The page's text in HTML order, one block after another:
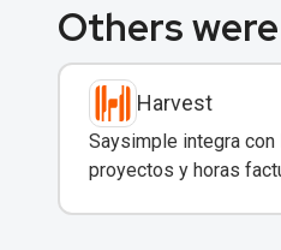
Others
Harvest
Saysimple integra
proyectos y horas